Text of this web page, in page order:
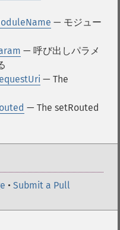
— モジュー
— 呼び出しパラメ
— The
— The setRouted
• Submit a Pull